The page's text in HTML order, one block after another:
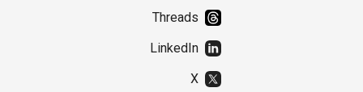
Threads
LinkedIn
X